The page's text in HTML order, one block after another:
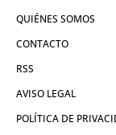
QUIÉNES SOMOS
CONTACTO
RSS
AVISO LEGAL
POLÍTICA DE